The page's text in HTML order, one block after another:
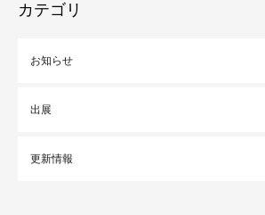
カテゴリ
お知らせ
出展
更新情報